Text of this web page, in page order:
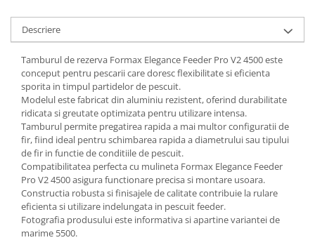
Descriere
Tamburul de rezerva Formax Elegance Feeder Pro V2 4500 este
conceput pentru pescarii care doresc flexibilitate si eficienta
sporita in timpul partidelor de pescuit.
Modelul este fabricat din aluminiu rezistent, oferind durabilitate
ridicata si greutate optimizata pentru utilizare intensa.
Tamburul permite pregatirea rapida a mai multor configuratii de
fir, fiind ideal pentru schimbarea rapida a diametrului sau tipului
de fir in functie de conditiile de pescuit.
Compatibilitatea perfecta cu mulineta Formax Elegance Feeder
Pro V2 4500 asigura functionare precisa si montare usoara.
Constructia robusta si finisajele de calitate contribuie la rulare
eficienta si utilizare indelungata in pescuit feeder.
Fotografia produsului este informativa si apartine variantei de
marime 5500.